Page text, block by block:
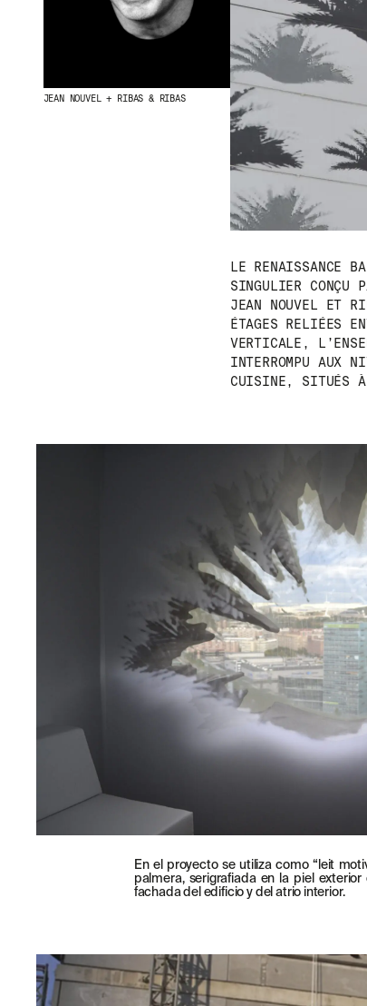
JEAN NOUVEL + RIBAS & RIBAS
LE RENAISSANCE
SINGULIER CONÇU
JEAN NOUVEL ET
ÉTAGES RELIÉES
VERTICALE,
INTERROMPU AUX
CUISINE, SITUÉS À
En el proyecto se utiliza como “leit
palmera, serigrafiada en la piel
fachada del edificio y del atrio interior.
MENU
NOUS
PRODUITS
PROJETS
DESIGNERS
STORIES
CONTACT
TÉLÉCHARGEMENTS